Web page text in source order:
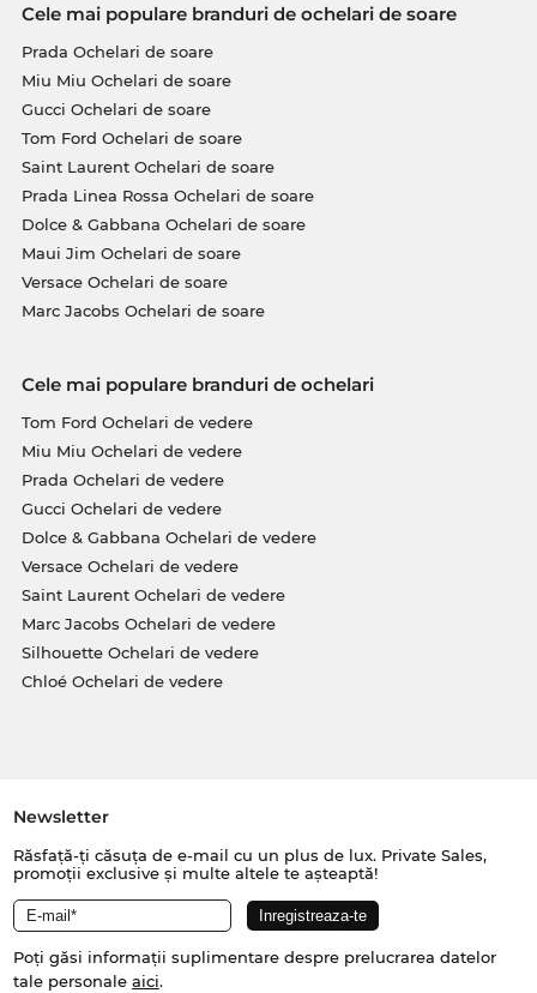
Cele mai populare branduri de ochelari de soare
Prada Ochelari de soare
Miu Miu Ochelari de soare
Gucci Ochelari de soare
Tom Ford Ochelari de soare
Saint Laurent Ochelari de soare
Prada Linea Rossa Ochelari de soare
Dolce & Gabbana Ochelari de soare
Maui Jim Ochelari de soare
Versace Ochelari de soare
Marc Jacobs Ochelari de soare
Cele mai populare branduri de ochelari
Tom Ford Ochelari de vedere
Miu Miu Ochelari de vedere
Prada Ochelari de vedere
Gucci Ochelari de vedere
Dolce & Gabbana Ochelari de vedere
Versace Ochelari de vedere
Saint Laurent Ochelari de vedere
Marc Jacobs Ochelari de vedere
Silhouette Ochelari de vedere
Chloé Ochelari de vedere
Newsletter
Răsfață-ți căsuța de e-mail cu un plus de lux. Private Sales,
promoții exclusive și multe altele te așteaptă!
Poți găsi informații suplimentare despre prelucrarea datelor
tale personale aici.